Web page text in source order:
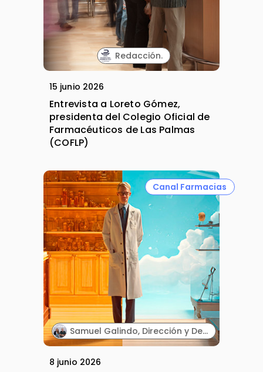
Redacción.
15 junio 2026
Entrevista a Loreto Gómez,
presidenta del Colegio Oficial de
Farmacéuticos de Las Palmas
(COFLP)
Canal Farmacias
Samuel Galindo, Dirección y Desarrollo de Negocio, y Carmen Galindo, Dirección y Estrategia. Galifarma.
8 junio 2026